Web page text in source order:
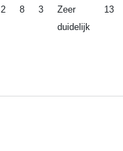
2 8 3
Zeer
duidelijk
13